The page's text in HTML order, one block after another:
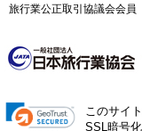
旅行業公正取引協議会会員
このサイ
SSL暗号